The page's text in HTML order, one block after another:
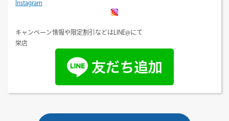
Instagram
キャンペーン情報や限定割引などはLINE@にて
栄店